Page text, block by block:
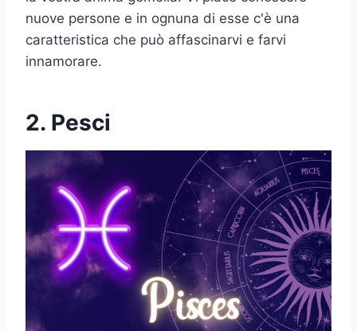
nuove persone e in ognuna di esse c'è una
caratteristica che può affascinarvi e farvi
innamorare.
2. Pesci